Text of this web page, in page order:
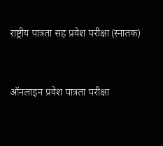
राष्ट्रीय पात्रता सह प्रवेश परीक्षा (स्नातक)
ऑनलाइन प्रवेश पात्रता परीक्षा